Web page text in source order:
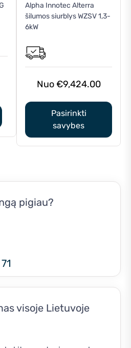
Alpha Innotec Alterra
šilumos siurblys WZSV 1,3-
6kW
€9,424.00
Pasirinkti
savybes
product
has
options
may
on
the
pigiau?
visoje Lietuvoje